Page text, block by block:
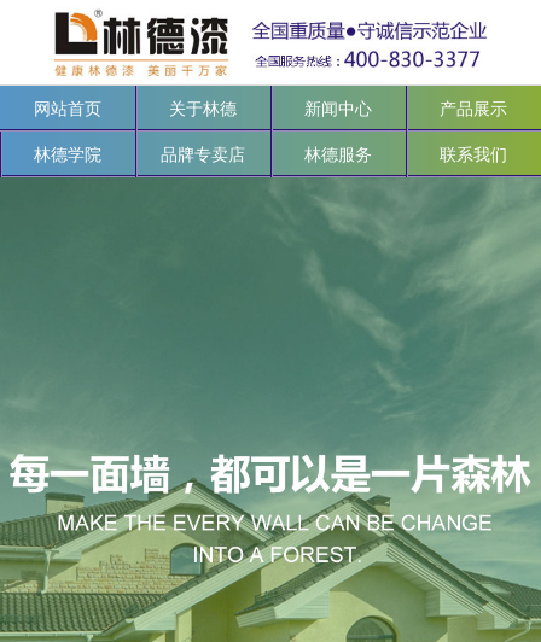
网站首页 关于林德 新闻中心 产品展示
林德学院 品牌专卖店 林德服务 联系我们